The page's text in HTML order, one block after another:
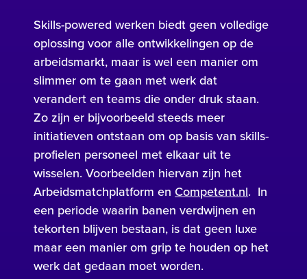
Skills-powered werken biedt geen volledige
oplossing voor alle ontwikkelingen op de
arbeidsmarkt, maar is wel een manier om
slimmer om te gaan met werk dat
verandert en teams die onder druk staan.
Zo zijn er bijvoorbeeld steeds meer
initiatieven ontstaan om op basis van skills-
profielen personeel met elkaar uit te
wisselen. Voorbeelden hiervan zijn het
Arbeidsmatchplatform en Competent.nl. In
een periode waarin banen verdwijnen en
tekorten blijven bestaan, is dat geen luxe
maar een manier om grip te houden op het
werk dat gedaan moet worden.